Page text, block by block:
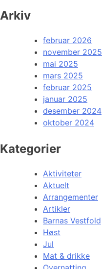
Arkiv
februar 2026
november 2025
mai 2025
mars 2025
februar 2025
januar 2025
desember 2024
oktober 2024
Kategorier
Aktiviteter
Aktuelt
Arrangementer
Artikler
Barnas Vestfold
Høst
Jul
Mat & drikke